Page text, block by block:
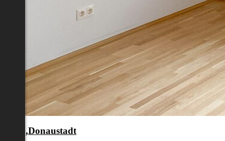
22.,Donaustadt